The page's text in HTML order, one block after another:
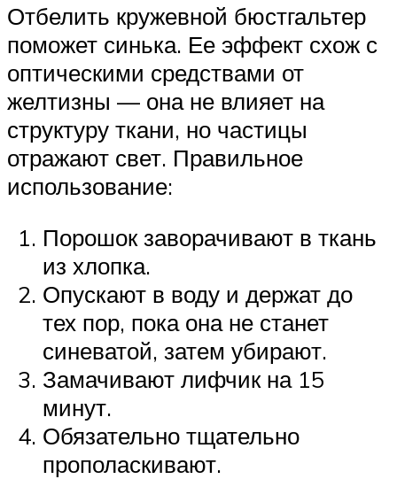
Отбелить кружевной бюстгальтер
поможет синька. Ее эффект схож с
оптическими средствами от
желтизны — она не влияет на
структуру ткани, но частицы
отражают свет. Правильное
использование:
Порошок заворачивают в ткань
из хлопка.
Опускают в воду и держат до
тех пор, пока она не станет
синеватой, затем убирают.
Замачивают лифчик на 15
минут.
Обязательно тщательно
прополаскивают.